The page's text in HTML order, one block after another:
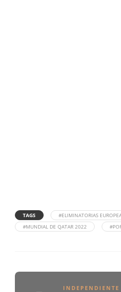
TAGS #ELIMINATORIAS
#MUNDIAL DE QATAR 2022